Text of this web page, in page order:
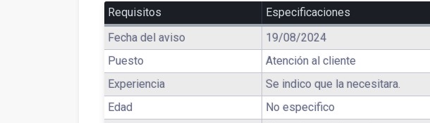
Requisitos
Especificaciones
Fecha del aviso
19/08/2024
Puesto
Atención al cliente
Experiencia
Se indico que la necesitara.
Edad
No especifico